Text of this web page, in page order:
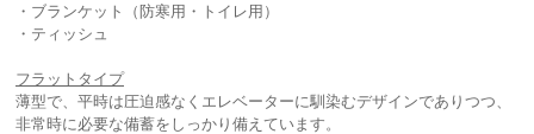
・ブランケット（防寒用・トイレ用）
・ティッシュ
フラットタイプ
薄型で、平時は圧迫感なくエレベーターに馴染むデザインでありつつ、
非常時に必要な備蓄をしっかり備えています。